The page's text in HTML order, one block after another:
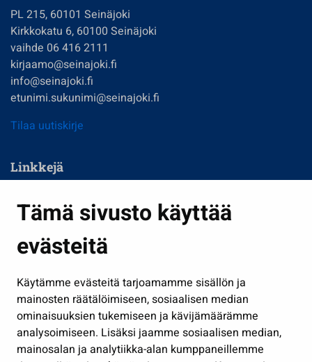
Tämä sivusto käyttää
evästeitä
Käytämme evästeitä tarjoamamme sisällön ja
mainosten räätälöimiseen, sosiaalisen median
ominaisuuksien tukemiseen ja kävijämäärämme
analysoimiseen. Lisäksi jaamme sosiaalisen median,
mainosalan ja analytiikka-alan kumppaneillemme
PL 215, 60101 Seinäjoki
Kirkkokatu 6, 60100 Seinäjoki
vaihde 06 416 2111
kirjaamo@seinajoki.fi
info@seinajoki.fi
etunimi.sukunimi@seinajoki.fi
Tilaa uutiskirje
Linkkejä
Kasvatus ja opetus
Kulttuuri ja liikunta
Työ ja yrittäminen
Osallistu ja asioi
Näytä omat evästeasetukseni